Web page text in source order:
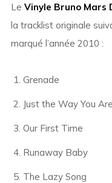
Le Vinyle Bruno Mars
la tracklist originale
marqué l’année 2010 :
Grenade
Just the Way You Are
Our First Time
Runaway Baby
The Lazy Song